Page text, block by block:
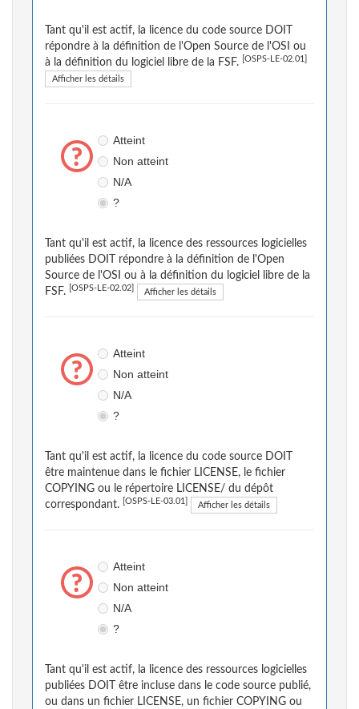
Tant qu'il est actif, la licence du code source DOIT
répondre à la définition de l'Open Source de l'OSI ou
à la définition du logiciel libre de la FSF.
[OSPS-LE-02.01]
Afficher les détails
Atteint
Non atteint
N/A
?
Tant qu'il est actif, la licence des ressources logicielles
publiées DOIT répondre à la définition de l'Open
Source de l'OSI ou à la définition du logiciel libre de la
FSF.
[OSPS-LE-02.02] Afficher les détails
Atteint
Non atteint
N/A
?
Tant qu'il est actif, la licence du code source DOIT
être maintenue dans le fichier LICENSE, le fichier
COPYING ou le répertoire LICENSE/ du dépôt
correspondant.
[OSPS-LE-03.01] Afficher les détails
Atteint
Non atteint
N/A
?
Tant qu'il est actif, la licence des ressources logicielles
publiées DOIT être incluse dans le code source publié,
ou dans un fichier LICENSE, un fichier COPYING ou